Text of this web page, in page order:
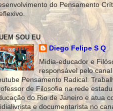
do Pensamento
SOU EU
Diego Felipe S Q
Midia-educador e
responsável pelo
Pensamento Radical.
de Filosofia na rede
do Rio de Janeiro e atua
e documentarista no